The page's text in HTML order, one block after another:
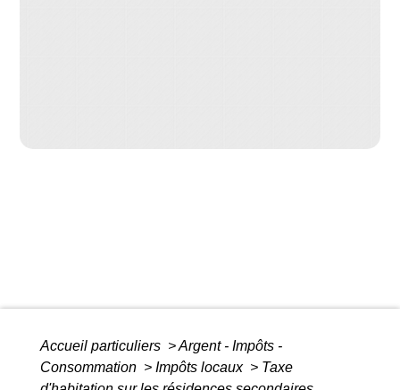
Accueil particuliers >Argent - Impôts -
Consommation > Impôts locaux > Taxe